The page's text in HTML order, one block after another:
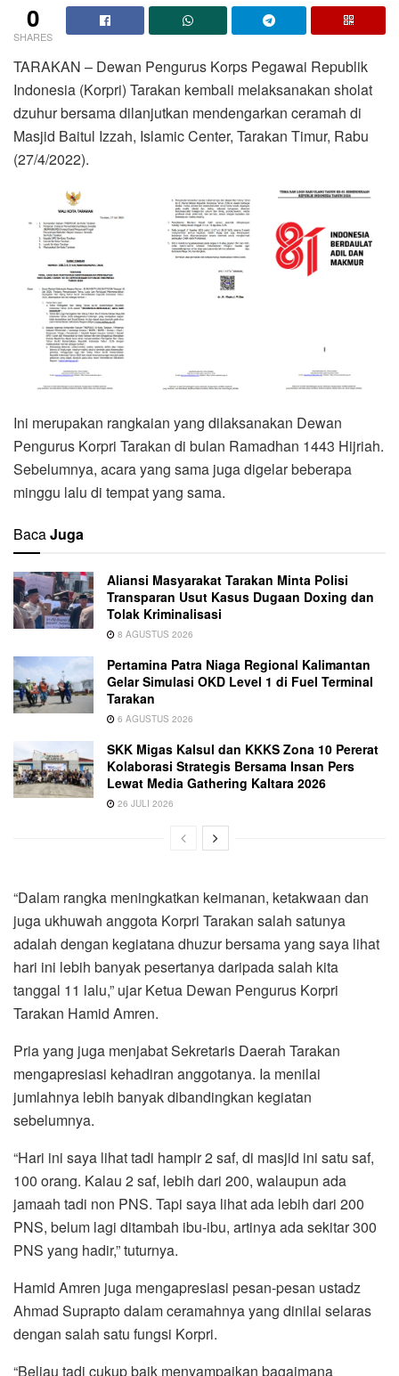
0
SHARES
TARAKAN – Dewan Pengurus Korps Pegawai Republik
Indonesia (Korpri) Tarakan kembali melaksanakan sholat
dzuhur bersama dilanjutkan mendengarkan ceramah di
Masjid Baitul Izzah, Islamic Center, Tarakan Timur, Rabu
(27/4/2022).
Ini merupakan rangkaian yang dilaksanakan Dewan
Pengurus Korpri Tarakan di bulan Ramadhan 1443 Hijriah.
Sebelumnya, acara yang sama juga digelar beberapa
minggu lalu di tempat yang sama.
BacaJuga
Aliansi Masyarakat Tarakan Minta Polisi
Transparan Usut Kasus Dugaan Doxing dan
Tolak Kriminalisasi
8 AGUSTUS 2026
Pertamina Patra Niaga Regional Kalimantan
Gelar Simulasi OKD Level 1 di Fuel Terminal
Tarakan
6 AGUSTUS 2026
SKK Migas Kalsul dan KKKS Zona 10 Pererat
Kolaborasi Strategis Bersama Insan Pers
Lewat Media Gathering Kaltara 2026
26 JULI 2026
“Dalam rangka meningkatkan keimanan, ketakwaan dan
juga ukhuwah anggota Korpri Tarakan salah satunya
adalah dengan kegiatana dhuzur bersama yang saya lihat
hari ini lebih banyak pesertanya daripada salah kita
tanggal 11 lalu,” ujar Ketua Dewan Pengurus Korpri
Tarakan Hamid Amren.
Pria yang juga menjabat Sekretaris Daerah Tarakan
mengapresiasi kehadiran anggotanya. Ia menilai
jumlahnya lebih banyak dibandingkan kegiatan
sebelumnya.
“Hari ini saya lihat tadi hampir 2 saf, di masjid ini satu saf,
100 orang. Kalau 2 saf, lebih dari 200, walaupun ada
jamaah tadi non PNS. Tapi saya lihat ada lebih dari 200
PNS, belum lagi ditambah ibu-ibu, artinya ada sekitar 300
PNS yang hadir,” tuturnya.
Hamid Amren juga mengapresiasi pesan-pesan ustadz
Ahmad Suprapto dalam ceramahnya yang dinilai selaras
dengan salah satu fungsi Korpri.
“Beliau tadi cukup baik menyampaikan bagaimana